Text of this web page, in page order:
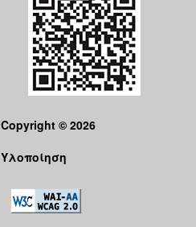
Copyright © 2026
Υλοποίηση